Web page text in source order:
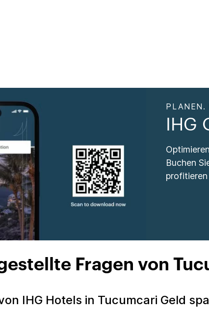
PLANEN.
IHG
Buchen
Fragen von
IHG Hotels in Tucumcari Geld